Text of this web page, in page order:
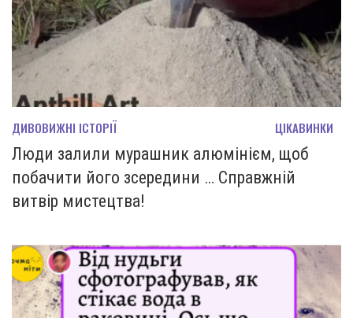
ДИВОВИЖНІ ІСТОРІЇ ЦІКАВИНКИ
Люди залили мурашник алюмінієм, щоб
побачити його зсередини … Справжній
витвір мистецтва!